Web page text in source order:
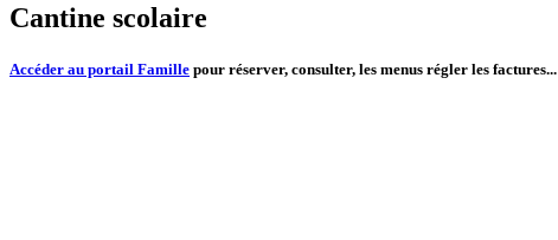
Cantine scolaire
Accéder au portail Famille pour réserver, consulter, les menus régler les factures...